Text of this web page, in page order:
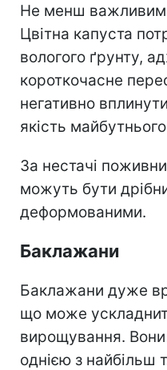
Не менш важливим
Цвітна капуста
вологого ґрунту,
короткочасне
негативно
якість
За нестачі
можуть бути
деформованими.
Баклажани
Баклажани дуже
що може
вирощування.
однією з найбільш